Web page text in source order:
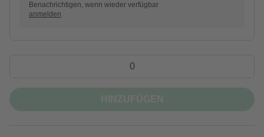
Benachrichtigen, wenn wieder verfügbar
anmelden